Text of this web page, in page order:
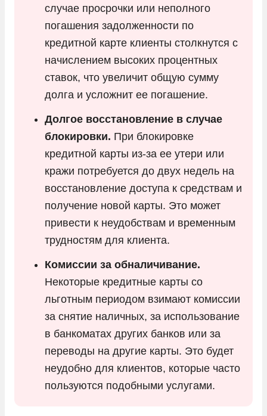
случае просрочки или неполного
погашения задолженности по
кредитной карте клиенты столкнутся с
начислением высоких процентных
ставок, что увеличит общую сумму
долга и усложнит ее погашение.
Долгое восстановление в случае
блокировки. При блокировке
кредитной карты из-за ее утери или
кражи потребуется до двух недель на
восстановление доступа к средствам и
получение новой карты. Это может
привести к неудобствам и временным
трудностям для клиента.
Комиссии за обналичивание.
Некоторые кредитные карты со
льготным периодом взимают комиссии
за снятие наличных, за использование
в банкоматах других банков или за
переводы на другие карты. Это будет
неудобно для клиентов, которые часто
пользуются подобными услугами.